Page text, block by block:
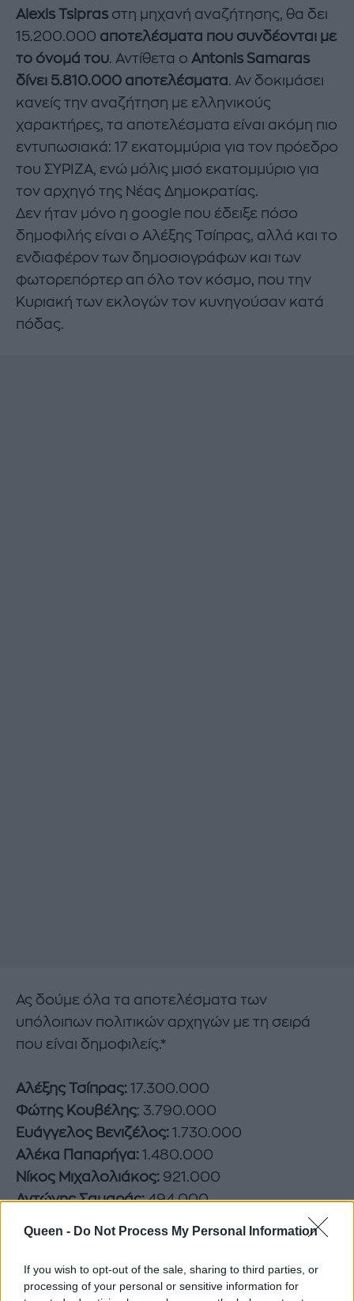
Queen - Do Not Process My Personal Information
If you wish to opt-out of the sale, sharing to third parties, or
processing of your personal or sensitive information for
Alexis Tsipras στη μηχανή αναζήτησης, θα δει
15.200.000 αποτελέσματα που συνδέονται με
το όνομά του. Αντίθετα ο Antonis Samaras
δίνει 5.810.000 αποτελέσματα. Αν δοκιμάσει
κανείς την αναζήτηση με ελληνικούς
χαρακτήρες, τα αποτελέσματα είναι ακόμη πιο
εντυπωσιακά: 17 εκατομμύρια για τον πρόεδρο
του ΣΥΡΙΖΑ, ενώ μόλις μισό εκατομμύριο για
τον αρχηγό της Νέας Δημοκρατίας.
Δεν ήταν μόνο η google που έδειξε πόσο
δημοφιλής είναι ο Αλέξης Τσίπρας, αλλά και το
ενδιαφέρον των δημοσιογράφων και των
φωτορεπόρτερ απ όλο τον κόσμο, που την
Κυριακή των εκλογών τον κυνηγούσαν κατά
πόδας.
Ας δούμε όλα τα αποτελέσματα των
υπόλοιπων πολιτικών αρχηγών με τη σειρά
που είναι δημοφιλείς.*
Αλέξης Τσίπρας: 17.300.000
Φώτης Κουβέλης: 3.790.000
Ευάγγελος Βενιζέλος: 1.730.000
Αλέκα Παπαρήγα: 1.480.000
Νίκος Μιχαλολιάκος: 921.000
Αντώνης Σαμαράς:494.000
*Αυτά είναι τα αποτελέσματα που έδινε η